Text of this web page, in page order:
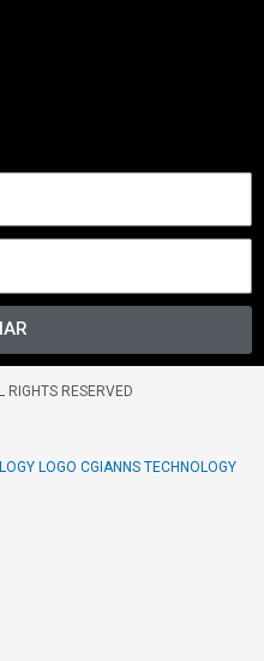
RESERVED
CGIANNS TECHNOLOGY